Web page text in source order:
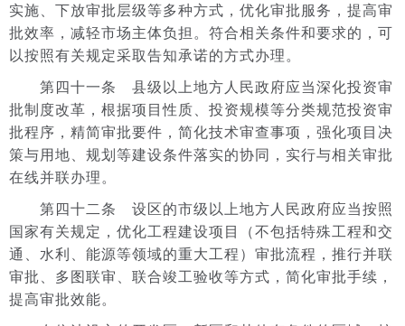
实施、下放审批层级等多种方式，优化审批服务，提高审
批效率，减轻市场主体负担。符合相关条件和要求的，可
以按照有关规定采取告知承诺的方式办理。
第四十一条 县级以上地方人民政府应当深化投资审
批制度改革，根据项目性质、投资规模等分类规范投资审
批程序，精简审批要件，简化技术审查事项，强化项目决
策与用地、规划等建设条件落实的协同，实行与相关审批
在线并联办理。
第四十二条 设区的市级以上地方人民政府应当按照
国家有关规定，优化工程建设项目（不包括特殊工程和交
通、水利、能源等领域的重大工程）审批流程，推行并联
审批、多图联审、联合竣工验收等方式，简化审批手续，
提高审批效能。